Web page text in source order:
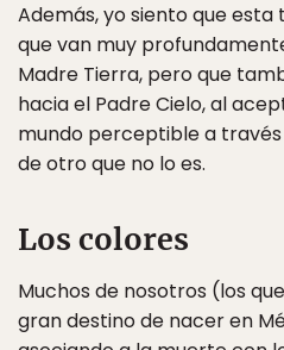
Además, yo siento que
que van muy
Madre Tierra, pero que
hacia el Padre Cielo, al
mundo perceptible a
de otro que no lo es.
Los colores
Muchos de nosotros (los
gran destino de nacer en